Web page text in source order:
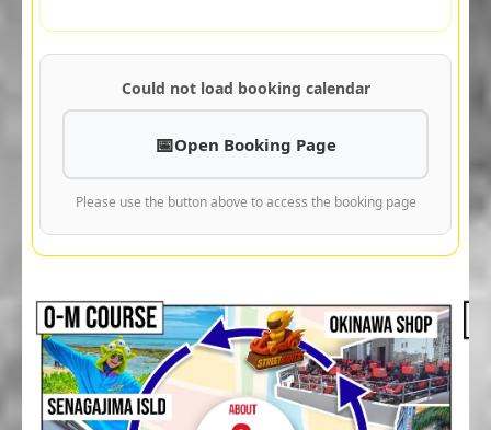
Could not load booking calendar
Open Booking Page
Please use the button above to access the booking page